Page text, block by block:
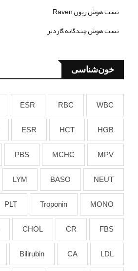
تست هوش ریون Raven
تست هوش چندگانه گاردنر
خون‌شناسی
WBC
RBC
ESR
HGB
HCT
ESR
MPV
MCHC
PBS
NEUT
BASO
LYM
MONO
Troponin
PLT
FBS
CR
CHOL
LDL
CA
Bilirubin